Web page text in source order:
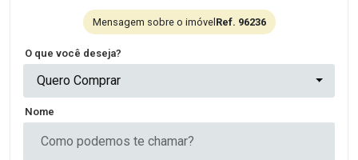
Mensagem sobre o imóvel Ref. 96236
O que você deseja?
Quero Comprar
Nome